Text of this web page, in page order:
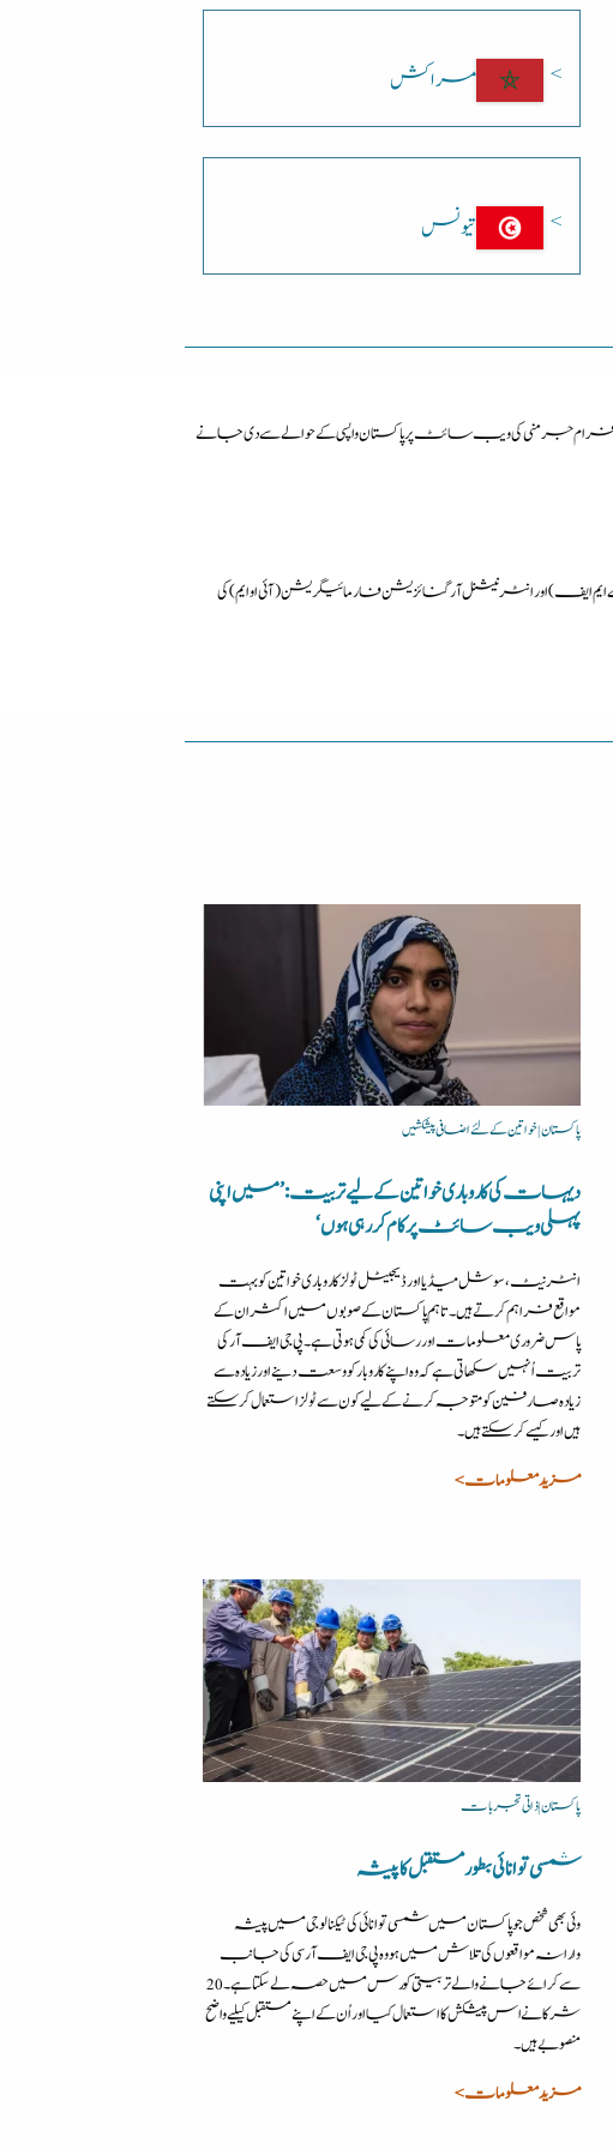
مراکش
تیونس
جرمنی کی ویب سائٹ پرپاکستان واپسی کے حوالے سے دی جانے
اور انٹرنیشنل آرگنائزیشن فار مائیگریشن (آئی او ایم) کی
پاکستان | خواتین کے لئے اضافی پیشکشیں
دیہات کی کاروباری خواتین کے لیے تربیت: ’میں اپنی
پہلی ویب سائٹ پر کام کر رہی ہوں‘
انٹرنیٹ، سوشل میڈیا اور ڈیجیٹل ٹولز کاروباری خواتین کو بہت
مواقع فراہم کرتے ہیں۔ تاہم پاکستان کے صوبوں میں اکثر ان کے
پاس ضروری معلومات اور رسائی کی کمی ہوتی ہے۔ پی جی ایف آر کی
تربیت اُنہیں سکھاتی ہے کہ وہ اپنے کاروبار کو وسعت دینے اور زیادہ سے
زیادہ صارفین کو متوجہ کرنے کے لیے کون سے ٹولز استعمال کرسکتے
ہیں اور کیسے کرسکتے ہیں۔
مزید معلومات >
پاکستان | ذاتی تجربات
شمسی توانائی بطور مستقبل کا پیشہ
وئی بھی شخص جو پاکستان میں شمسی توانائی کی ٹیکنالوجی میں پیشہ
وارانہ مواقعوں کی تلاش میں ہو وہ پی جی ایف آر سی کی جانب
سے کرائے جانے والے تربیتی کورس میں حصہ لے سکتا ہے۔ 20
شرکا نے اس پیشکش کا استعمال کیا اور اُن کے اپنے مستقبل کیلیے واضح
منصوبے ہیں۔
مزید معلومات >